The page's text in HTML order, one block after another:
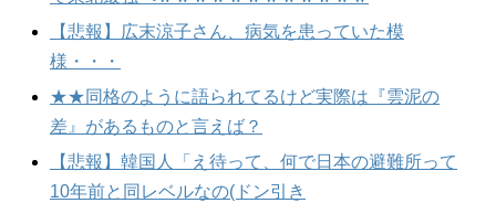
【悲報】広末涼子さん、病気を患っていた模
様・・・
★★同格のように語られてるけど実際は『雲泥の
差』があるものと言えば？
【悲報】韓国人「え待って、何で日本の避難所って
10年前と同レベルなの(ドン引き